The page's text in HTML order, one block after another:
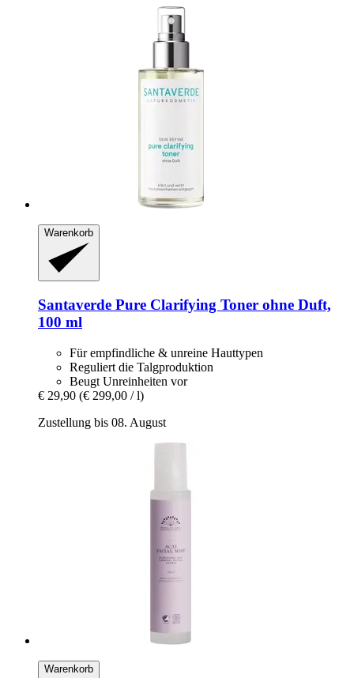
Warenkorb
Santaverde Pure Clarifying Toner ohne Duft,
100 ml
Für empfindliche & unreine Hauttypen
Reguliert die Talgproduktion
Beugt Unreinheiten vor
€ 29,90 (€ 299,00 / l)
Zustellung bis 08. August
Warenkorb